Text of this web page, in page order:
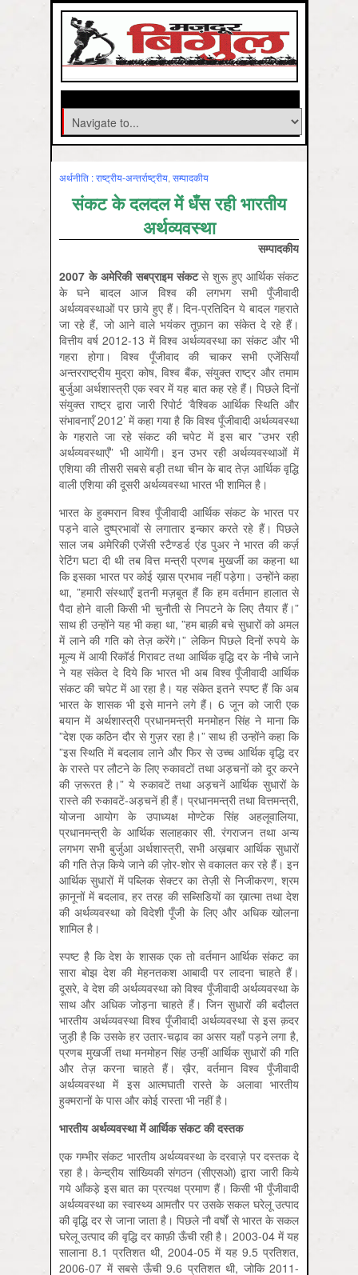
अर्थनीति : राष्‍ट्रीय-अन्‍तर्राष्‍ट्रीय, सम्‍पादकीय
संकट के दलदल में धँस रही भारतीय
अर्थव्यवस्था
सम्पादकीय
2007के अमेरिकी सबप्राइम संकटसे शुरू हुए आर्थिक संकट
के घने बादल आज विश्व की लगभग सभी पूँजीवादी
अर्थव्यवस्थाओं पर छाये हुए हैं। दिन-प्रतिदिन ये बादल गहराते
जा रहे हैं, जो आने वाले भयंकर तूफ़ान का संकेत दे रहे हैं।
वित्तीय वर्ष 2012-13 में विश्व अर्थव्यवस्था का संकट और भी
गहरा होगा। विश्व पूँजीवाद की चाकर सभी एजेंसियाँ
अन्तरराष्ट्रीय मुद्रा कोष, विश्व बैंक, संयुक्त राष्ट्र और तमाम
बुर्जुआ अर्थशास्त्री एक स्वर में यह बात कह रहे हैं। पिछले दिनों
संयुक्त राष्ट्र द्वारा जारी रिपोर्ट ‘वैश्विक आर्थिक स्थिति और
संभावनाएँ 2012’ में कहा गया है कि विश्व पूँजीवादी अर्थव्यवस्था
के गहराते जा रहे संकट की चपेट में इस बार ”उभर रही
अर्थव्यवस्थाएँ” भी आयेंगी। इन उभर रही अर्थव्यवस्थाओं में
एशिया की तीसरी सबसे बड़ी तथा चीन के बाद तेज़ आर्थिक वृद्धि
वाली एशिया की दूसरी अर्थव्यवस्था भारत भी शामिल है।
भारत के हुक्मरान विश्व पूँजीवादी आर्थिक संकट के भारत पर
पड़ने वाले दुष्प्रभावों से लगातार इन्कार करते रहे हैं। पिछले
साल जब अमेरिकी एजेंसी स्टैण्डर्ड एंड पुअर ने भारत की कर्ज़
रेटिंग घटा दी थी तब वित्त मन्त्री प्रणब मुखर्जी का कहना था
कि इसका भारत पर कोई ख़ास प्रभाव नहीं पड़ेगा। उन्होंने कहा
था, ”हमारी संस्थाएँ इतनी मज़बूत हैं कि हम वर्तमान हालात से
पैदा होने वाली किसी भी चुनौती से निपटने के लिए तैयार हैं।”
साथ ही उन्होंने यह भी कहा था, ”हम बाक़ी बचे सुधारों को अमल
में लाने की गति को तेज़ करेंगे।” लेकिन पिछले दिनों रुपये के
मूल्य में आयी रिकॉर्ड गिरावट तथा आर्थिक वृद्धि दर के नीचे जाने
ने यह संकेत दे दिये कि भारत भी अब विश्व पूँजीवादी आर्थिक
संकट की चपेट में आ रहा है। यह संकेत इतने स्पष्ट हैं कि अब
भारत के शासक भी इसे मानने लगे हैं। 6 जून को जारी एक
बयान में अर्थशास्त्री प्रधानमन्त्री मनमोहन सिंह ने माना कि
”देश एक कठिन दौर से गुज़र रहा है।” साथ ही उन्होंने कहा कि
”इस स्थिति में बदलाव लाने और फिर से उच्च आर्थिक वृद्धि दर
के रास्ते पर लौटने के लिए रुकावटों तथा अड़चनों को दूर करने
की ज़रूरत है।” ये रुकावटें तथा अड़चनें आर्थिक सुधारों के
रास्ते की रुकावटें-अड़चनें ही हैं। प्रधानमन्त्री तथा वित्तमन्त्री,
योजना आयोग के उपाध्यक्ष मोण्टेक सिंह अहलूवालिया,
प्रधानमन्त्री के आर्थिक सलाहकार सी. रंगराजन तथा अन्य
लगभग सभी बुर्जुआ अर्थशास्त्री, सभी अख़बार आर्थिक सुधारों
की गति तेज़ किये जाने की ज़ोर-शोर से वकालत कर रहे हैं। इन
आर्थिक सुधारों में पब्लिक सेक्टर का तेज़ी से निजीकरण, श्रम
क़ानूनों में बदलाव, हर तरह की सब्सिडियों का ख़ात्मा तथा देश
की अर्थव्यवस्था को विदेशी पूँजी के लिए और अधिक खोलना
शामिल है।
स्पष्ट है कि देश के शासक एक तो वर्तमान आर्थिक संकट का
सारा बोझ देश की मेहनतकश आबादी पर लादना चाहते हैं।
दूसरे, वे देश की अर्थव्यवस्था को विश्व पूँजीवादी अर्थव्यवस्था के
साथ और अधिक जोड़ना चाहते हैं। जिन सुधारों की बदौलत
भारतीय अर्थव्यवस्था विश्व पूँजीवादी अर्थव्यवस्था से इस क़दर
जुड़ी है कि उसके हर उतार-चढ़ाव का असर यहाँ पड़ने लगा है,
प्रणब मुखर्जी तथा मनमोहन सिंह उन्हीं आर्थिक सुधारों की गति
और तेज़ करना चाहते हैं। ख़ैर, वर्तमान विश्व पूँजीवादी
अर्थव्यवस्था में इस आत्मघाती रास्ते के अलावा भारतीय
हुक्मरानों के पास और कोई रास्ता भी नहीं है।
भारतीय अर्थव्यवस्था में आर्थिक संकट की दस्तक
एक गम्‍भीर संकट भारतीय अर्थव्यवस्था के दरवाज़े पर दस्तक दे
रहा है। केन्द्रीय सांख्यिकी संगठन (सीएसओ) द्वारा जारी किये
गये आँकड़े इस बात का प्रत्यक्ष प्रमाण हैं। किसी भी पूँजीवादी
अर्थव्यवस्था का स्वास्थ्य आमतौर पर उसके सकल घरेलू उत्पाद
की वृद्धि दर से जाना जाता है। पिछले नौ वर्षों से भारत के सकल
घरेलू उत्पाद की वृद्धि दर काफ़ी ऊँची रही है। 2003-04 में यह
सालाना 8.1 प्रतिशत थी, 2004-05 में यह 9.5 प्रतिशत,
2006-07 में सबसे ऊँची 9.6 प्रतिशत थी, जोकि 2011-